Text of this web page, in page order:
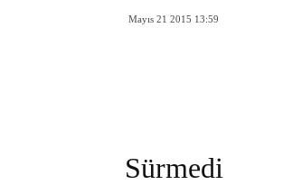
Mayıs 21 2015 13:59
Sürmedi